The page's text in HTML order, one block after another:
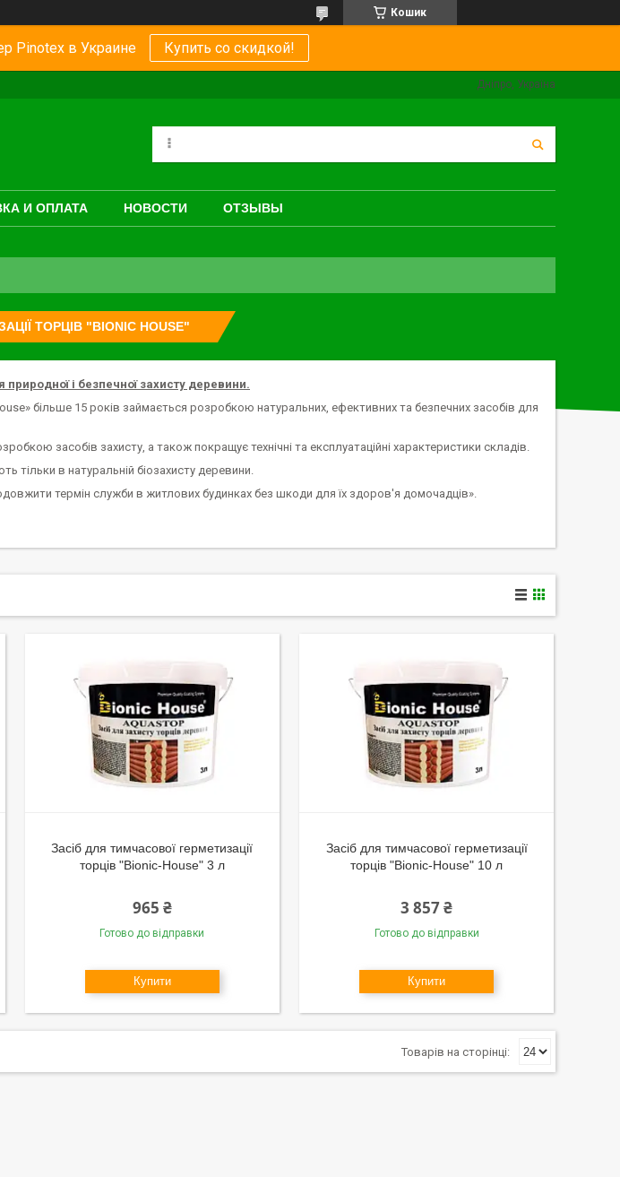
Кошик
Pinotex в Украине Купить со скидкой!
Дніпро, Україна
И ОПЛАТА НОВОСТИ ОТЗЫВЫ
ТОРЦІВ "BIONIC HOUSE"
і безпечної захисту деревини.
більше 15 років займається розробкою натуральних, ефективних та безпечних засобів для
засобів захисту, а також покращує технічні та експлуатаційні характеристики складів.
тільки в натуральній біозахисту деревини.
термін служби в житлових будинках без шкоди для їх здоров'я домочадців».
Засіб для тимчасової герметизації
торців "Bionic-House" 3 л
965 ₴
Готово до відправки
Купити
Засіб для тимчасової герметизації
торців "Bionic-House" 10 л
3 857 ₴
Готово до відправки
Купити